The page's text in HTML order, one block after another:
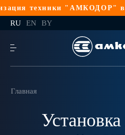
техники "АМКОДОР" в
RU EN BY
Главная